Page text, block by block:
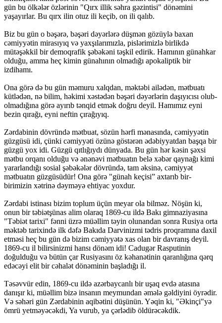
gün bu ölkələr özlərinin "Qırx illik səhra gəzintisi" dönəmini
yaşayırlar. Bu qırx ilin otuz ili keçib, on ili qalıb.
Biz bu gün o bəşərə, bəşəri dəyərlərə düşmən gözüylə baxan
cəmiyyətin mirasıyıq və yaxşılarımızla, pislərimizlə birlikdə
mütəşəkkil bir demoqrafik şəbəkəni təşkil edirik. Hamının günahkar
olduğu, amma heç kimin günahının olmadığı apokaliptik bir
izdihamı.
Ona görə də bu gün məmuru xalqdan, məktəbi ailədən, mətbuatı
kütlədən, nə bilim, həkimi xəstədən bəşəri dəyərlərin daşıyıcısı olub-
olmadığına görə ayırıb tənqid etmək doğru deyil. Hamımız eyni
bezin qırağı, eyni neftin çırağıyıq.
Zərdabinin dövründə mətbuat, sözün hərfi mənasında, cəmiyyətin
güzgüsü idi, çünki cəmiyyəti özünə göstərən ədəbiyyatdan başqa bir
güzgü yox idi. Güzgü qıtlığıydı dünyada. Bu gün hər kəsin şəxsi
mətbu orqanı olduğu və ənənəvi mətbuatın belə xəbər qaynağı kimi
yararlandığı sosial şəbəkələr dövründə, tam əksinə, cəmiyyət
mətbuatın güzgüsüdür! Ona görə "günah keçisi” axtarıb bir-
birimizin xətrinə dəyməyə ehtiyac yoxdur.
Zərdabi istinası bizim toplum üçün meyar ola bilməz. Nöşün ki,
onun bir təbiətşünas alim olaraq 1869-cu ildə Bakı gimnaziyasına
"Təbiət tarixi" fənni üzrə müəllim təyin olunandan sonra Rusiya orta
məktəb tarixində ilk dəfə Bakıda Darvinizmi tədris proqramına daxil
etməsi heç bu gün də bizim cəmiyyətə xas olan bir davranış deyil.
1869-cu il bilirsinizmi hansı dönəm idi! Cadugər Rasputinin
doğulduğu və bütün çar Rusiyasını öz kəhanətinin qaranlığına qərq
edəcəyi elit bir cəhalət dönəminin başladığı il.
Təsəvvür edin, 1869-cu ildə azərbaycanlı bir uşaq evdə atasına
danışır ki, müəllim bizə insanın meymundan əmələ gəldiyini öyrədir.
Və səhəri gün Zərdabinin aqibətini düşünün. Yəqin ki, "Əkinçi"yə
ömrü yetməyəcəkdi, Ya vurub, ya çərlədib öldürəcəkdik.